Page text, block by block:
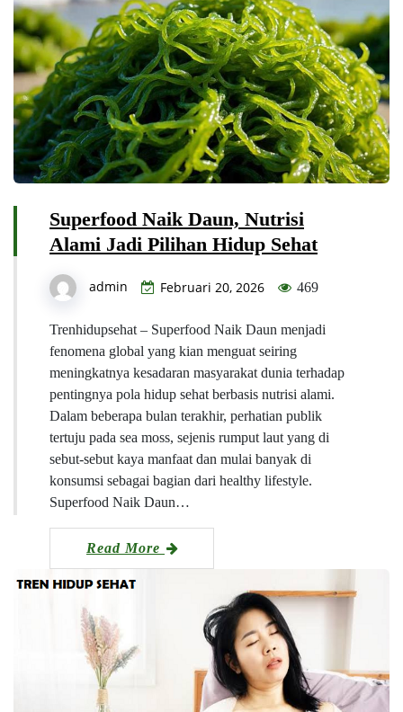
Superfood Naik Daun, Nutrisi
Alami Jadi Pilihan Hidup Sehat
admin Februari 20, 2026 469
Trenhidupsehat – Superfood Naik Daun menjadi
fenomena global yang kian menguat seiring
meningkatnya kesadaran masyarakat dunia terhadap
pentingnya pola hidup sehat berbasis nutrisi alami.
Dalam beberapa bulan terakhir, perhatian publik
tertuju pada sea moss, sejenis rumput laut yang di
sebut-sebut kaya manfaat dan mulai banyak di
konsumsi sebagai bagian dari healthy lifestyle.
Superfood Naik Daun…
Read More